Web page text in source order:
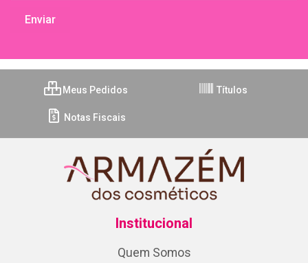
Meus Pedidos Títulos
Notas Fiscais
Institucional
Quem Somos